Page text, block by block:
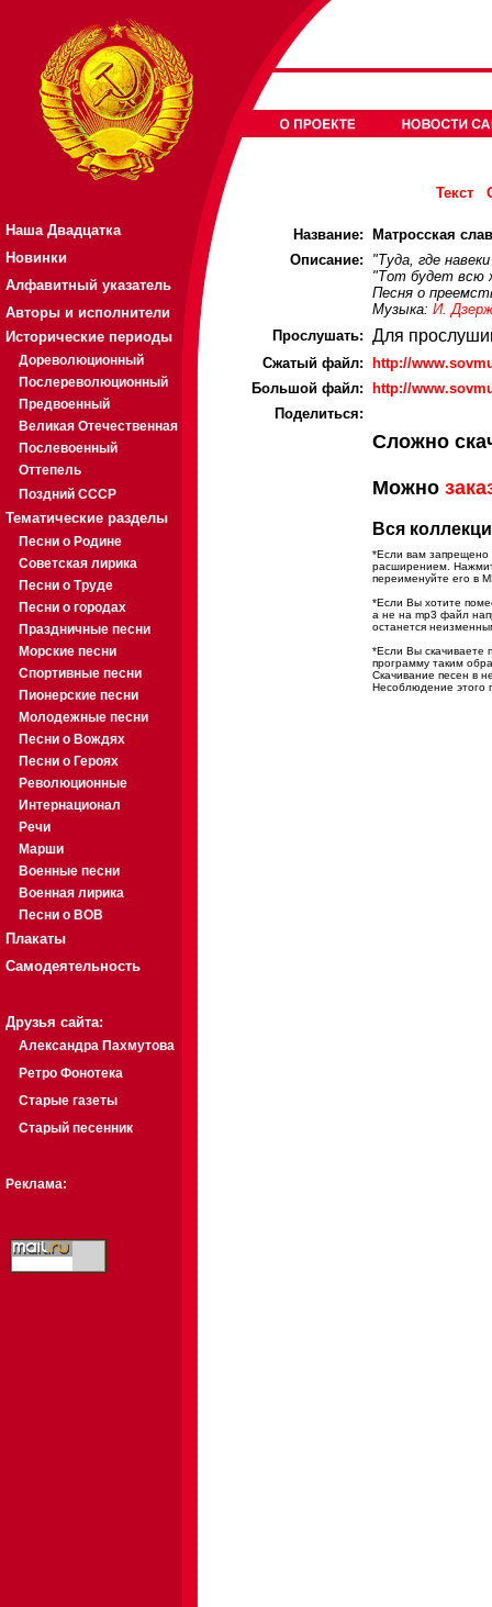
Наша Двадцатка
Новинки
Алфавитный указатель
Авторы и исполнители
Исторические периоды
Дореволюционный
Послереволюционный
Предвоенный
Великая Отечественная
Послевоенный
Оттепель
Поздний СССР
Тематические разделы
Песни о Родине
Советская лирика
Песни о Труде
Песни о городах
Праздничные песни
Морские песни
Спортивные песни
Пионерские песни
Молодежные песни
Песни о Вождях
Песни о Героях
Революционные
Интернационал
Речи
Марши
Военные песни
Военная лирика
Песни о ВОВ
Плакаты
Самодеятельность
Друзья сайта:
Александра Пахмутова
Ретро Фонотека
Старые газеты
Старый песенник
Реклама:
Текст
Название:
Матросская
Описание:
"Туда, где
"Тот будет всю
Песня о
Музыка: И.
Прослушать: Для
Cжатый файл:
http://
Большой файл:
http://
Поделиться:
Сложно
Можно
Вся
*Если вам запрещено
расширением.
переименуйте его в
*Если Вы хотите
а не на mp3 файл
останется
*Если Вы скачиваете
программу таким
Скачивание песен в
Несоблюдение этого